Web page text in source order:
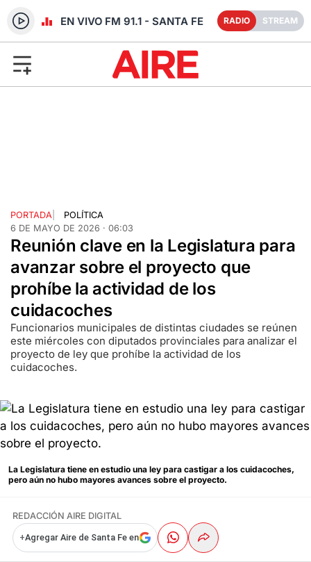
RADIO EN VIVO FM 91.1 - SANTA FE RADIO STREAM
PORTADA
POLÍTICA
6 DE MAYO DE 2026 · 06:03
Reunión clave en la Legislatura para
avanzar sobre el proyecto que
prohíbe la actividad de los
cuidacoches
Funcionarios municipales de distintas ciudades se reúnen
este miércoles con diputados provinciales para analizar el
proyecto de ley que prohíbe la actividad de los
cuidacoches.
La Legislatura tiene en estudio una ley para castigar a los cuidacoches,
pero aún no hubo mayores avances sobre el proyecto.
REDACCIÓN AIRE DIGITAL
+Agregar Aire de Santa Fe en